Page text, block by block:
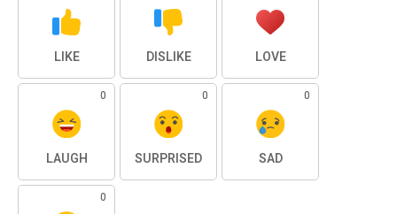
LIKE DISLIKE LOVE
0
LAUGH
0
SURPRISED
0
SAD
0